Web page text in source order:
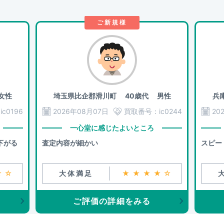
性
ic0196
がる
ご新規様
埼玉県比企郡滑川町40歳代 男性
2026年08月07日
買取番号： ic0244
一心堂に感じたよいところ
査定内容が細かい
大体満足 ★★★★☆
ご評価の詳細をみる
兵
スピー